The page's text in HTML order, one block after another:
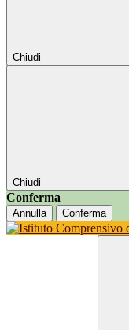
Chiudi
Chiudi
Conferma
Annulla Conferma